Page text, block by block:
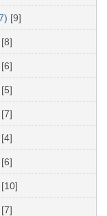
[9]
[8]
[6]
[5]
[7]
[4]
[6]
[10]
[7]